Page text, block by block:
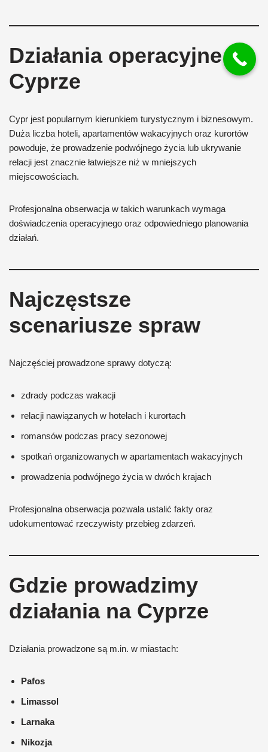
Działania operacyjne na
Cyprze
Cypr jest popularnym kierunkiem turystycznym i biznesowym.
Duża liczba hoteli, apartamentów wakacyjnych oraz kurortów
powoduje, że prowadzenie podwójnego życia lub ukrywanie
relacji jest znacznie łatwiejsze niż w mniejszych
miejscowościach.
Profesjonalna obserwacja w takich warunkach wymaga
doświadczenia operacyjnego oraz odpowiedniego planowania
działań.
Najczęstsze
scenariusze spraw
Najczęściej prowadzone sprawy dotyczą:
zdrady podczas wakacji
relacji nawiązanych w hotelach i kurortach
romansów podczas pracy sezonowej
spotkań organizowanych w apartamentach wakacyjnych
prowadzenia podwójnego życia w dwóch krajach
Profesjonalna obserwacja pozwala ustalić fakty oraz
udokumentować rzeczywisty przebieg zdarzeń.
Gdzie prowadzimy
działania na Cyprze
Działania prowadzone są m.in. w miastach:
Pafos
Limassol
Larnaka
Nikozja